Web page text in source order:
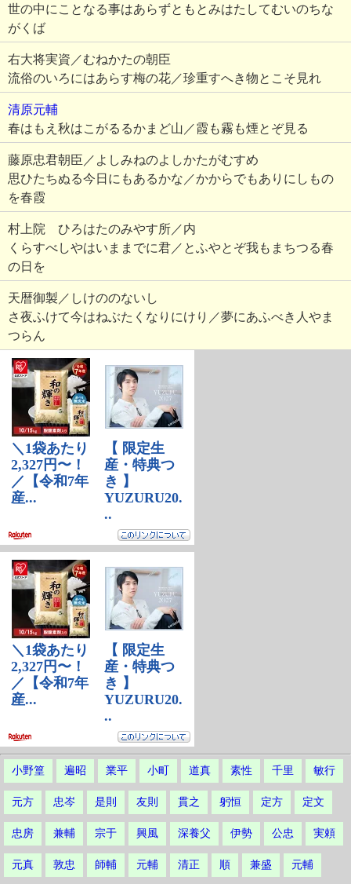
世の中にことなる事はあらずともとみはたしてむいのちな
がくば
右大将実資／むねかたの朝臣
流俗のいろにはあらす梅の花／珍重すへき物とこそ見れ
清原元輔
春はもえ秋はこがるるかまど山／霞も霧も煙とぞ見る
藤原忠君朝臣／よしみねのよしかたがむすめ
思ひたちぬる今日にもあるかな／かからでもありにしもの
を春霞
村上院 ひろはたのみやす所／内
くらすべしやはいままでに君／とふやとぞ我もまちつる春
の日を
天暦御製／しけののないし
さ夜ふけて今はねぶたくなりにけり／夢にあふべき人やま
つらん
小野篁 遍昭 業平 小町 道真 素性 千里 敏行
元方 忠岑 是則 友則 貫之 躬恒 定方 定文
忠房 兼輔 宗于 興風 深養父 伊勢 公忠 実頼
元真 敦忠 師輔 元輔 清正 順 兼盛 元輔